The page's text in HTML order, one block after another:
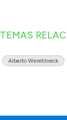
TEMAS
Alberto Weretilneck